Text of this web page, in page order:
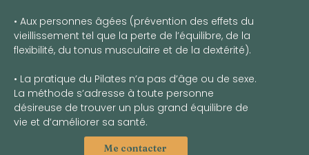
• Aux personnes âgées (prévention des effets du
vieillissement tel que la perte de l’équilibre, de la
flexibilité, du tonus musculaire et de la dextérité).
• La pratique du Pilates n’a pas d’âge ou de sexe.
La méthode s’adresse à toute personne
désireuse de trouver un plus grand équilibre de
vie et d’améliorer sa santé.
Me contacter